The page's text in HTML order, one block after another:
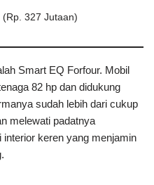
(Rp. 327 Jutaan)
Smart EQ Forfour. Mobil
82 hp dan didukung
sudah lebih dari cukup
melewati padatnya
keren yang menjamin